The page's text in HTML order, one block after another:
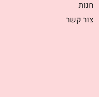
חנות
צור קשר